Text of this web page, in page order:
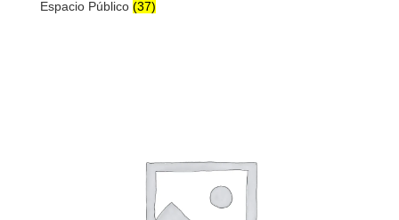
Espacio Público (37)